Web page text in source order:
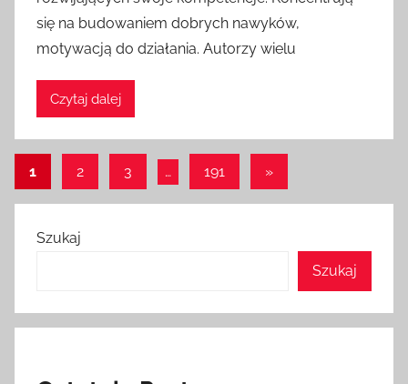
się na budowaniem dobrych nawyków,
motywacją do działania. Autorzy wielu
Czytaj dalej
Stronicowanie
wpisów
1 2 3 … 191
Następne
»
Szukaj
Szukaj